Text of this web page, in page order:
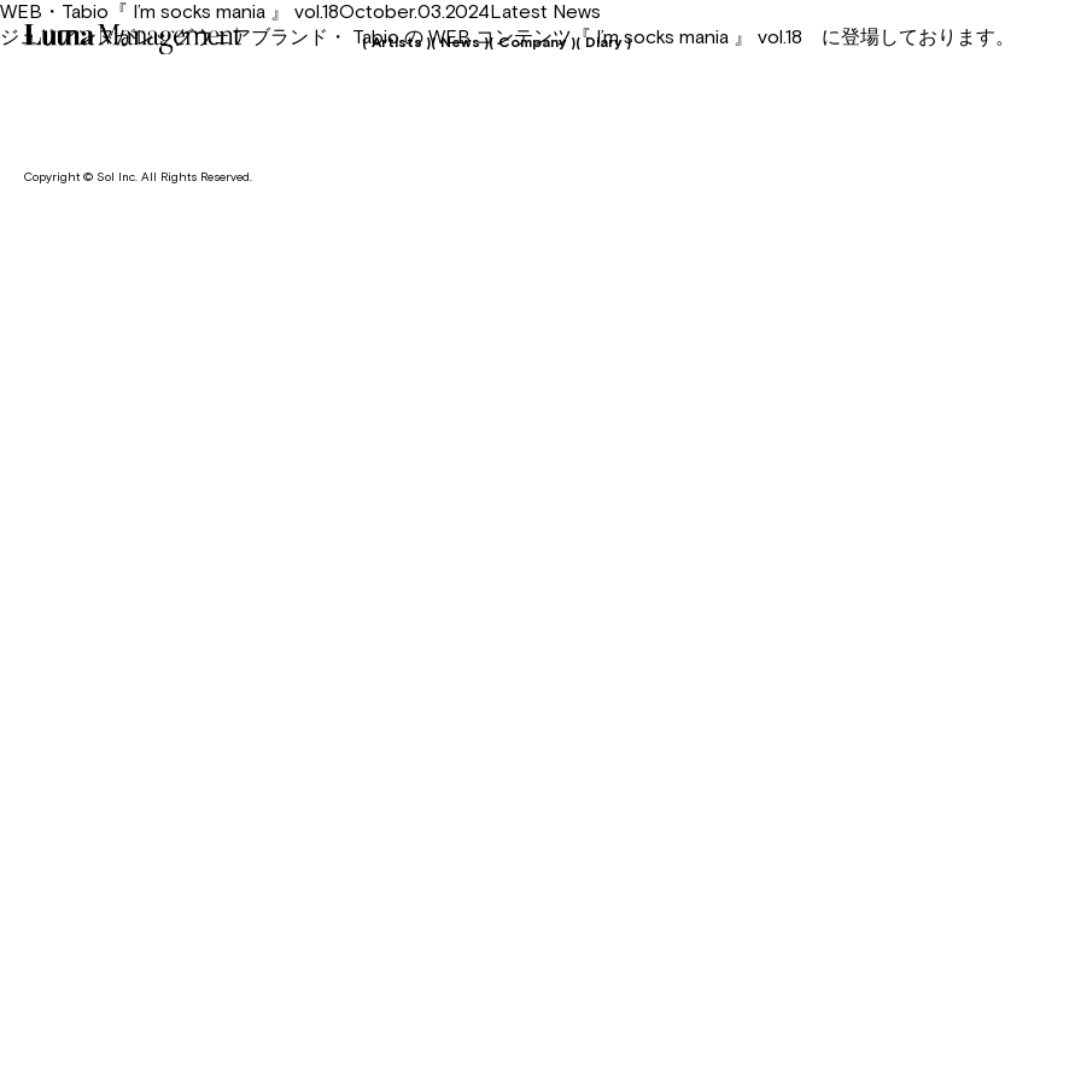
( Artists )( News )( Company )( Diary )
WEB・Tabio『 I’m socks mania 』 vol.18October.03.2024Latest News
ジュリアンヌがレッグウェアブランド・ Tabio の WEB コンテンツ『 I’m socks mania 』 vol.18 に登場しております。
Copyright © Sol Inc. All Rights Reserved.